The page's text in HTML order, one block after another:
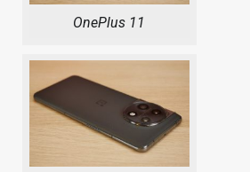
OnePlus 11